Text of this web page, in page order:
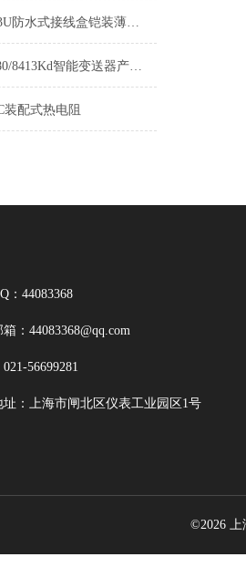
WZPK-403U防水式接线盒铠装薄膜铂电阻
SBWR-2180/8413Kd智能变送器产品说明书
装配式热电阻
：44083368
：44083368@qq.com
56699281
址：上海市闸北区仪表工业园区1号
©2026